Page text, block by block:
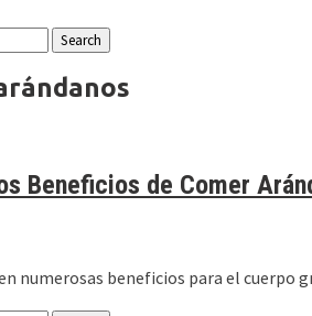
Beneficios de Comer
numerosas beneficios para el cuerpo